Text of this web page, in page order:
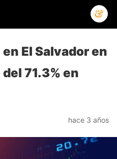
El Salvador en
71.3% en
hace 3 años